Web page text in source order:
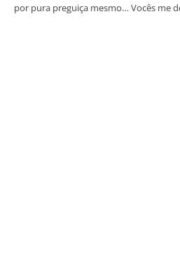
por pura preguiça mesmo… Vocês me